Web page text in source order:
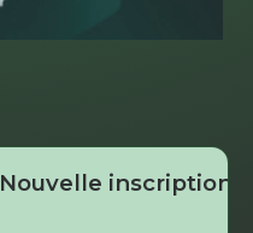
Nouvelle inscription